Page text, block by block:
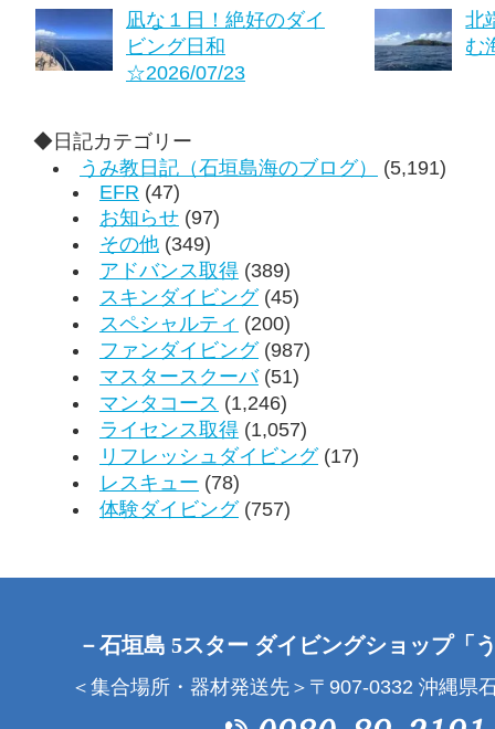
凪な１日！絶好のダイ
ビング日和
☆2026/07/23
北
む
◆日記カテゴリー
うみ教日記（石垣島海のブログ）
(5,191)
EFR (47)
お知らせ (97)
その他 (349)
アドバンス取得 (389)
スキンダイビング(45)
スペシャルティ (200)
ファンダイビング(987)
マスタースクーバ(51)
マンタコース (1,246)
ライセンス取得 (1,057)
リフレッシュダイビング(17)
レスキュー (78)
体験ダイビング(757)
－石垣島 5スター ダイビングショップ「
＜集合場所・器材発送先＞〒907-0332 沖縄県